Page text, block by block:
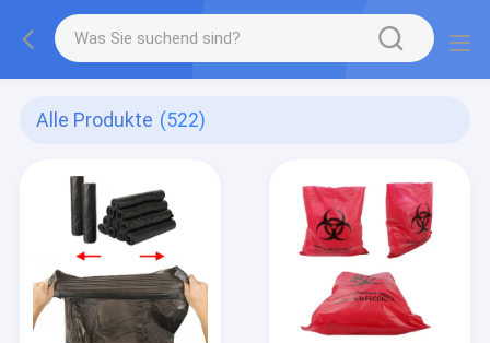
Alle Produkte (522)